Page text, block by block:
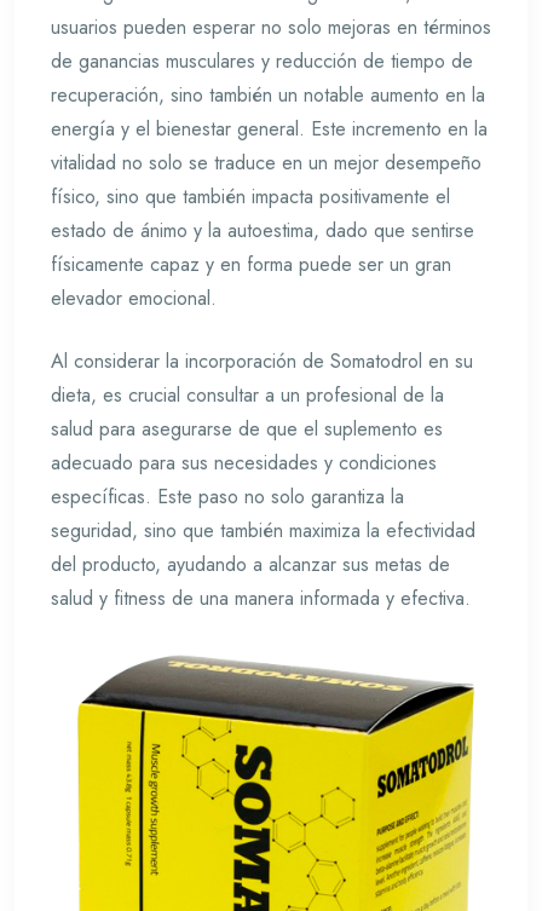
usuarios pueden esperar no solo mejoras en términos
de ganancias musculares y reducción de tiempo de
recuperación, sino también un notable aumento en la
energía y el bienestar general. Este incremento en la
vitalidad no solo se traduce en un mejor desempeño
físico, sino que también impacta positivamente el
estado de ánimo y la autoestima, dado que sentirse
físicamente capaz y en forma puede ser un gran
elevador emocional.
Al considerar la incorporación de Somatodrol en su
dieta, es crucial consultar a un profesional de la
salud para asegurarse de que el suplemento es
adecuado para sus necesidades y condiciones
específicas. Este paso no solo garantiza la
seguridad, sino que también maximiza la efectividad
del producto, ayudando a alcanzar sus metas de
salud y fitness de una manera informada y efectiva.